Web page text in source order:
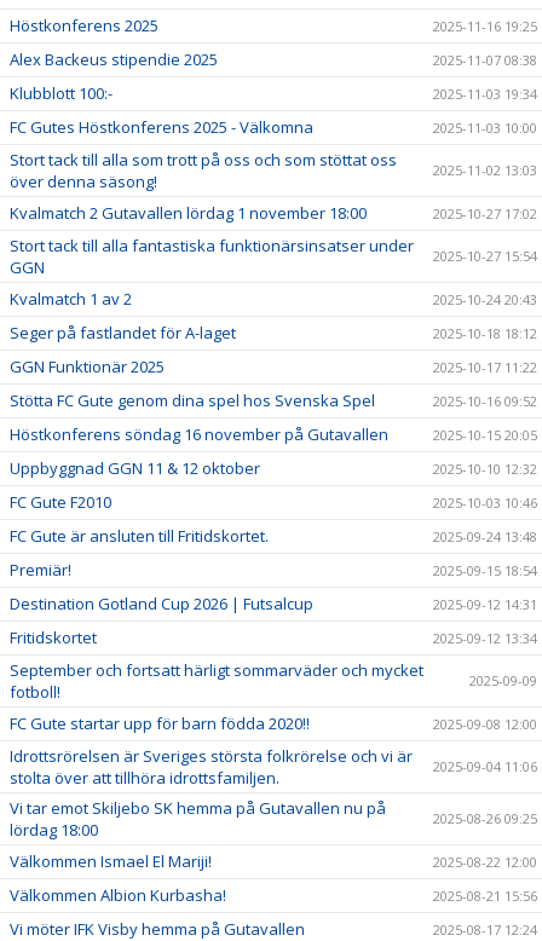
Höstkonferens 2025
2025-11-16 19:25
Alex Backeus stipendie 2025 2025-11-07 08:38
Klubblott 100:- 2025-11-03 19:34
FC Gutes Höstkonferens 2025 - Välkomna 2025-11-03 10:00
Stort tack till alla som trott på oss och som stöttat oss
över denna säsong!
2025-11-02 13:03
Kvalmatch 2 Gutavallen lördag 1 november 18:00 2025-10-27 17:02
Stort tack till alla fantastiska funktionärsinsatser under
GGN
2025-10-27 15:54
Kvalmatch 1 av 2 2025-10-24 20:43
Seger på fastlandet för A-laget 2025-10-18 18:12
GGN Funktionär 2025 2025-10-17 11:22
Stötta FC Gute genom dina spel hos Svenska Spel 2025-10-16 09:52
Höstkonferens söndag 16 november på Gutavallen 2025-10-15 20:05
Uppbyggnad GGN 11 & 12 oktober 2025-10-10 12:32
FC Gute F2010 2025-10-03 10:46
FC Gute är ansluten till Fritidskortet. 2025-09-24 13:48
Premiär! 2025-09-15 18:54
Destination Gotland Cup 2026 | Futsalcup 2025-09-12 14:31
Fritidskortet 2025-09-12 13:34
September och fortsatt härligt sommarväder och mycket
fotboll!
2025-09-09
FC Gute startar upp för barn födda 2020!! 2025-09-08 12:00
Idrottsrörelsen är Sveriges största folkrörelse och vi är
stolta över att tillhöra idrottsfamiljen.
2025-09-04 11:06
Vi tar emot Skiljebo SK hemma på Gutavallen nu på
lördag 18:00
2025-08-26 09:25
Välkommen Ismael El Mariji! 2025-08-22 12:00
Välkommen Albion Kurbasha! 2025-08-21 15:56
Vi möter IFK Visby hemma på Gutavallen 2025-08-17 12:24